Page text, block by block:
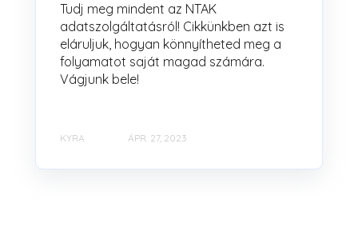
Tudj meg mindent az NTAK
adatszolgáltatásról! Cikkünkben azt is
eláruljuk, hogyan könnyítheted meg a
folyamatot saját magad számára.
Vágjunk bele!
KYRA ÁPR. 27, 2023